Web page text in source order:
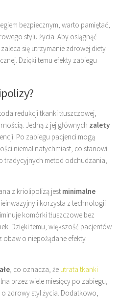
bezpiecznym, warto pamiętać,
stylu życia. Aby osiągnąć
się utrzymanie zdrowej diety
Dzięki temu efekty zabiegu
redukcji tkanki tłuszczowej,
Jedną z jej głównych zalety
Po zabiegu pacjenci mogą
niemal natychmiast, co stanowi
tradycyjnych metod odchudzania,
z kriolipolizą jest minimalne
i korzysta z technologii
komórki tłuszczowe bez
Dzięki temu, większość pacjentów
obaw o niepożądane efekty
, co oznacza, że utrata tkanki
przez wiele miesięcy po zabiegu,
zdrowy styl życia. Dodatkowo,